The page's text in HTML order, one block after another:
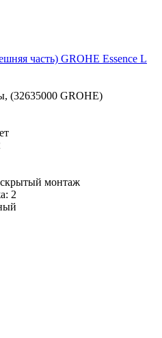
часть) GROHE Essence L
(32635000 GROHE)
монтаж
2